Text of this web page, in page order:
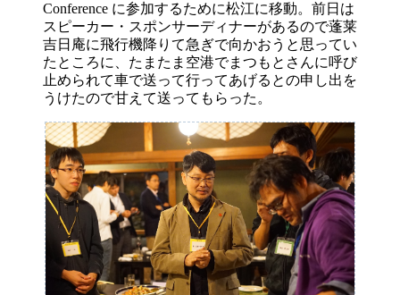
Conference に参加するために松江に移動。前日は
スピーカー・スポンサーディナーがあるので蓬莱
吉日庵に飛行機降りて急ぎで向かおうと思ってい
たところに、たまたま空港でまつもとさんに呼び
止められて車で送って行ってあげるとの申し出を
うけたので甘えて送ってもらった。